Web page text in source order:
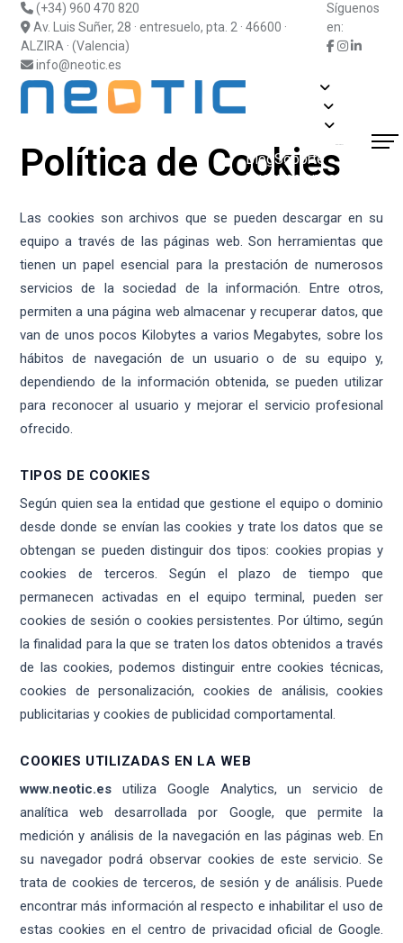
(+34) 960 470 820
Av. Luis Suñer, 28 · entresuelo, pta. 2 · 46600 ·
ALZIRA · (Valencia)
info@neotic.es
Síguenos
en:
BlogSoporte
Suscripciones
Política de Cookies
Las cookies son archivos que se pueden descargar en su
equipo a través de las páginas web. Son herramientas que
tienen un papel esencial para la prestación de numerosos
servicios de la sociedad de la información. Entre otros,
permiten a una página web almacenar y recuperar datos, que
van de unos pocos Kilobytes a varios Megabytes, sobre los
hábitos de navegación de un usuario o de su equipo y,
dependiendo de la información obtenida, se pueden utilizar
para reconocer al usuario y mejorar el servicio profesional
ofrecido.
TIPOS DE COOKIES
Según quien sea la entidad que gestione el equipo o dominio
desde donde se envían las cookies y trate los datos que se
obtengan se pueden distinguir dos tipos: cookies propias y
cookies de terceros. Según el plazo de tiempo que
permanecen activadas en el equipo terminal, pueden ser
cookies de sesión o cookies persistentes. Por último, según
la finalidad para la que se traten los datos obtenidos a través
de las cookies, podemos distinguir entre cookies técnicas,
cookies de personalización, cookies de análisis, cookies
publicitarias y cookies de publicidad comportamental.
COOKIES UTILIZADAS EN LA WEB
www.neotic.es utiliza Google Analytics, un servicio de
analítica web desarrollada por Google, que permite la
medición y análisis de la navegación en las páginas web. En
su navegador podrá observar cookies de este servicio. Se
trata de cookies de terceros, de sesión y de análisis. Puede
encontrar más información al respecto e inhabilitar el uso de
estas cookies en el centro de privacidad oficial de Google.